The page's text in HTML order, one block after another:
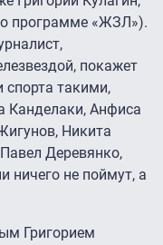
программе «ЖЗЛ»).
покажет
спорта такими,
Канделаки, Анфиса
Никита
Деревянко,
ничего не поймут, а
Григорием